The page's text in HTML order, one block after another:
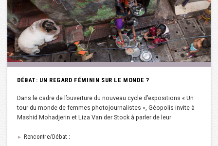
DÉBAT: UN REGARD FÉMININ SUR LE MONDE ?
Dans le cadre de l’ouverture du nouveau cycle d’expositions « Un
tour du monde de femmes photojournalistes », Géopolis invite à
Mashid Mohadjerin et Liza Van der Stock à parler de leur
► Rencontre/Débat :